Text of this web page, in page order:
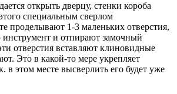
открыть дверцу, стенки короба
специальным сверлом
проделывают 1-3 маленьких отверстия,
и отпирают замочный
отверстия вставляют клиновидные
Это в какой-то мере укрепляет
в этом месте высверлить его будет уже